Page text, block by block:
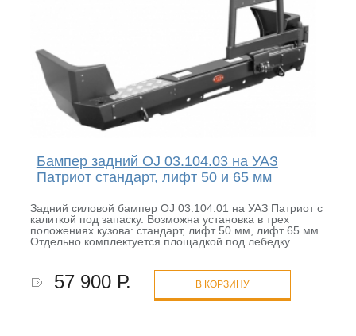
Бампер задний OJ 03.104.03 на УАЗ
Патриот стандарт, лифт 50 и 65 мм
Задний силовой бампер OJ 03.104.01 на УАЗ Патриот с
калиткой под запаску. Возможна установка в трех
положениях кузова: стандарт, лифт 50 мм, лифт 65 мм.
Отдельно комплектуется площадкой под лебедку.
57 900 Р. В КОРЗИНУ